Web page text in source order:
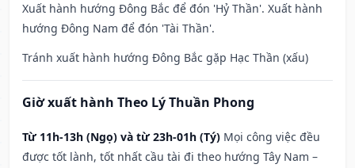
Xuất hành hướng Đông Bắc để đón 'Hỷ Thần'. Xuất hành
hướng Đông Nam để đón 'Tài Thần'.
Tránh xuất hành hướng Đông Bắc gặp Hạc Thần (xấu)
Giờ xuất hành Theo Lý Thuần Phong
Từ 11h-13h (Ngọ) và từ 23h-01h (Tý) Mọi công việc đều
được tốt lành, tốt nhất cầu tài đi theo hướng Tây Nam –